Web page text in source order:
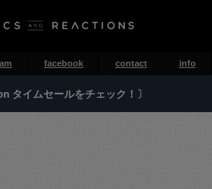
facebook contact info
タイムセールをチェック！〕